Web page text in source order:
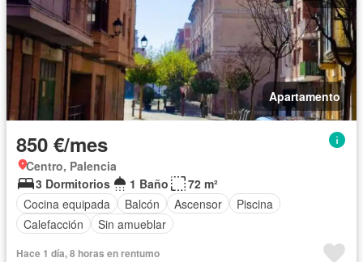
Apartamento
850 €/mes
Centro, Palencia
3 Dormitorios
1 Baño
72 m²
Cocina equipada
Balcón Ascensor
Piscina
Calefacción
Sin amueblar
Hace 1 día, 8 horas en rentumo